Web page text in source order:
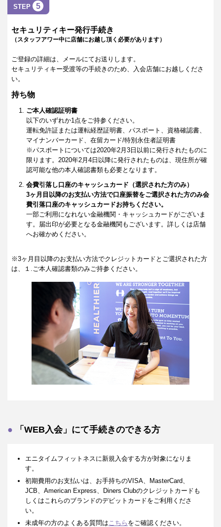
STEP 5
セキュリティキー発行手続き
（スタッフアワー中に店舗にお越し頂く必要があります）
ご登録の詳細は、メールにてお送りします。
セキュリティキー受渡等の手続きのため、入会店舗にお越しくださ
い。
持ち物
ご本人確認証明書
以下のいずれか1点をご持参ください。
運転免許証または運転経歴証明書、パスポート、資格確認書、
マイナンバーカード、在留カード/特別永住者証明書
※パスポートについては2020年2月3日以前に発行されたものに
限ります。2020年2月4日以降に発行されたものは、現住所が確
認可能な他の本人確認書類も必要となります。
会費引落し口座のキャッシュカード（選択された方のみ）
3ヶ月目以降のお支払い方法で口座振替をご選択された方のみ会
費引落口座のキャッシュカードお持ちください。
一部ご利用になれない金融機関・キャッシュカードがございま
す。届出印が必要となる金融機関もございます。詳しくは店舗
へお確かめください。
※3ヶ月目以降のお支払い方法でクレジットカードとご選択された方
は、１.ご本人確認書類のみご持参ください。
「WEB入会」にて手続きのできる方
エニタイムフィットネスに新規入会する方が対象になりま
す。
初期費用のお支払いは、お手持ちのVISA、MasterCard、
JCB、American Express、Diners Clubのクレジットカードも
しくはこれらのブランドのデビットカードをご利用くださ
い。
未成年の方のよくある質問はこちら をご確認ください。